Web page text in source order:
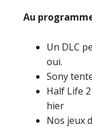
Au
Un DLC
oui.
Sony
Half Life
hier
Nos jeux